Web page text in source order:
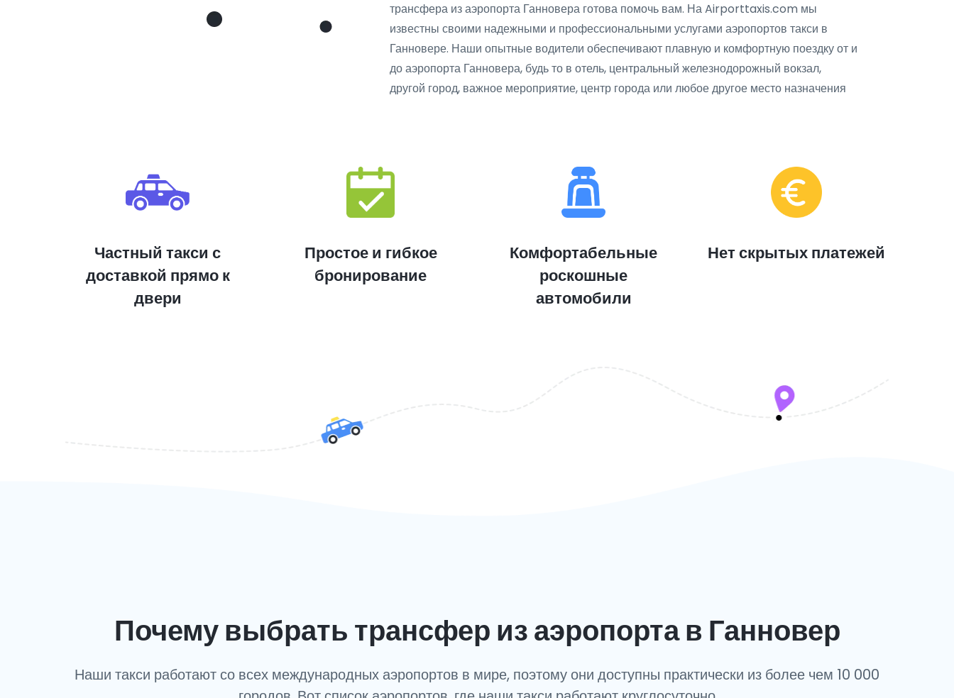
трансфера из аэропорта Ганновера готова помочь вам. На Airporttaxis.com мы
известны своими надежными и профессиональными услугами аэропортов такси в
Ганновере. Наши опытные водители обеспечивают плавную и комфортную поездку от и
до аэропорта Ганновера, будь то в отель, центральный железнодорожный вокзал,
другой город, важное мероприятие, центр города или любое другое место назначения
Частный такси с
доставкой прямо к
двери
Простое и гибкое
бронирование
Комфортабельные
роскошные
автомобили
Нет скрытых платежей
Почему выбрать трансфер из аэропорта в Ганновер
Наши такси работают со всех международных аэропортов в мире, поэтому они доступны практически из более чем 10 000